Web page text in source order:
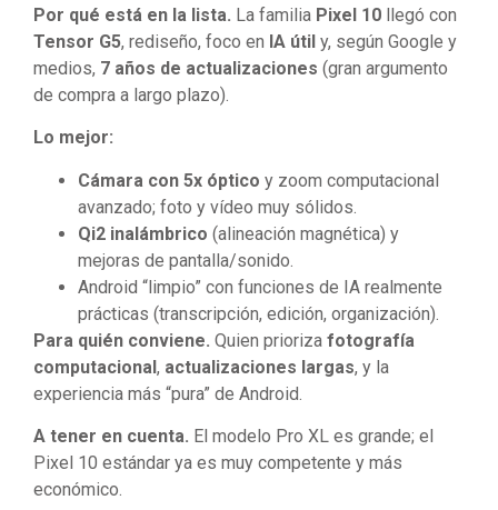
Por qué está en la lista. La familia Pixel 10 llegó con
Tensor G5, rediseño, foco en IA útil y, según Google y
medios, 7 años de actualizaciones (gran argumento
de compra a largo plazo).
Lo mejor:
Cámara con 5x óptico y zoom computacional
avanzado; foto y vídeo muy sólidos.
Qi2 inalámbrico (alineación magnética) y
mejoras de pantalla/sonido.
Android “limpio” con funciones de IA realmente
prácticas (transcripción, edición, organización).
Para quién conviene. Quien prioriza fotografía
computacional, actualizaciones largas, y la
experiencia más “pura” de Android.
A tener en cuenta. El modelo Pro XL es grande; el
Pixel 10 estándar ya es muy competente y más
económico.